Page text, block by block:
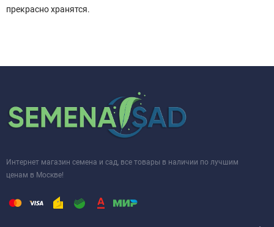
прекрасно хранятся.
Интернет магазин семена и сад, все товары в наличии по лучшим
ценам в Москве!